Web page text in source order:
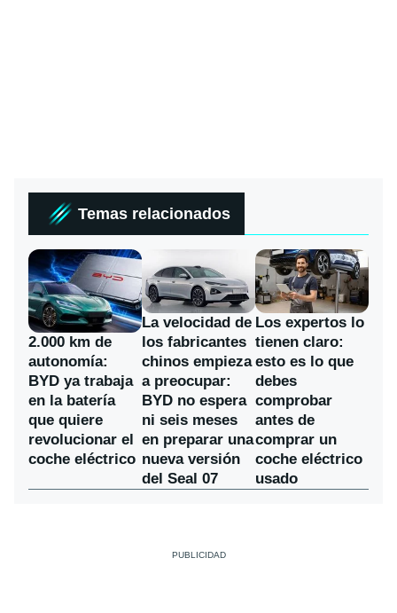
Temas relacionados
2.000 km de
autonomía:
BYD ya trabaja
en la batería
que quiere
revolucionar el
coche eléctrico
La velocidad de
los fabricantes
chinos empieza
a preocupar:
BYD no espera
ni seis meses
en preparar una
nueva versión
del Seal 07
Los expertos lo
tienen claro:
esto es lo que
debes
comprobar
antes de
comprar un
coche eléctrico
usado